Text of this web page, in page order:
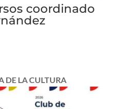
coordinado
DE LA CULTURA